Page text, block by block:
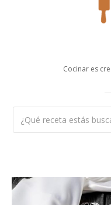
Cocinar es